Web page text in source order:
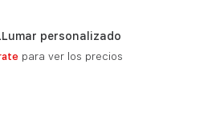
personalizado
para ver los precios